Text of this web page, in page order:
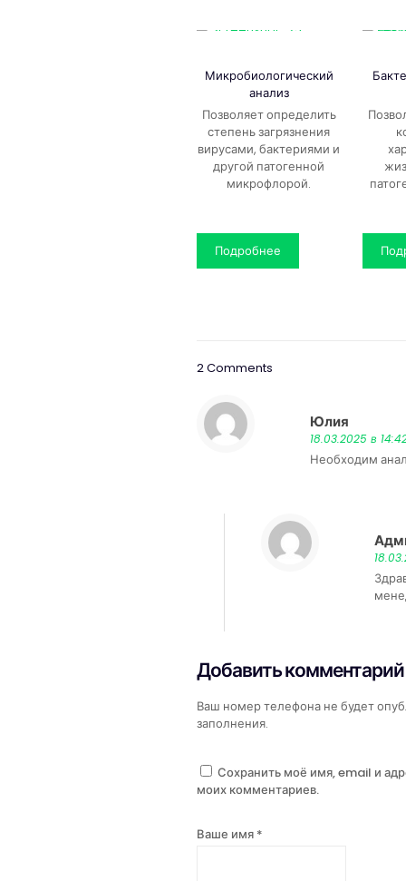
Микробиологический
анализ
Позволяет определить
степень загрязнения
вирусами, бактериями и
другой патогенной
микрофлорой.
Подробнее
2 Comments
Юлия
18.03.2025 в
Необходим
Добавить комментарий
Ваш номер телефона не будет
заполнения.
Ваше имя *
Сохранить моё имя, email и
моих комментариев.